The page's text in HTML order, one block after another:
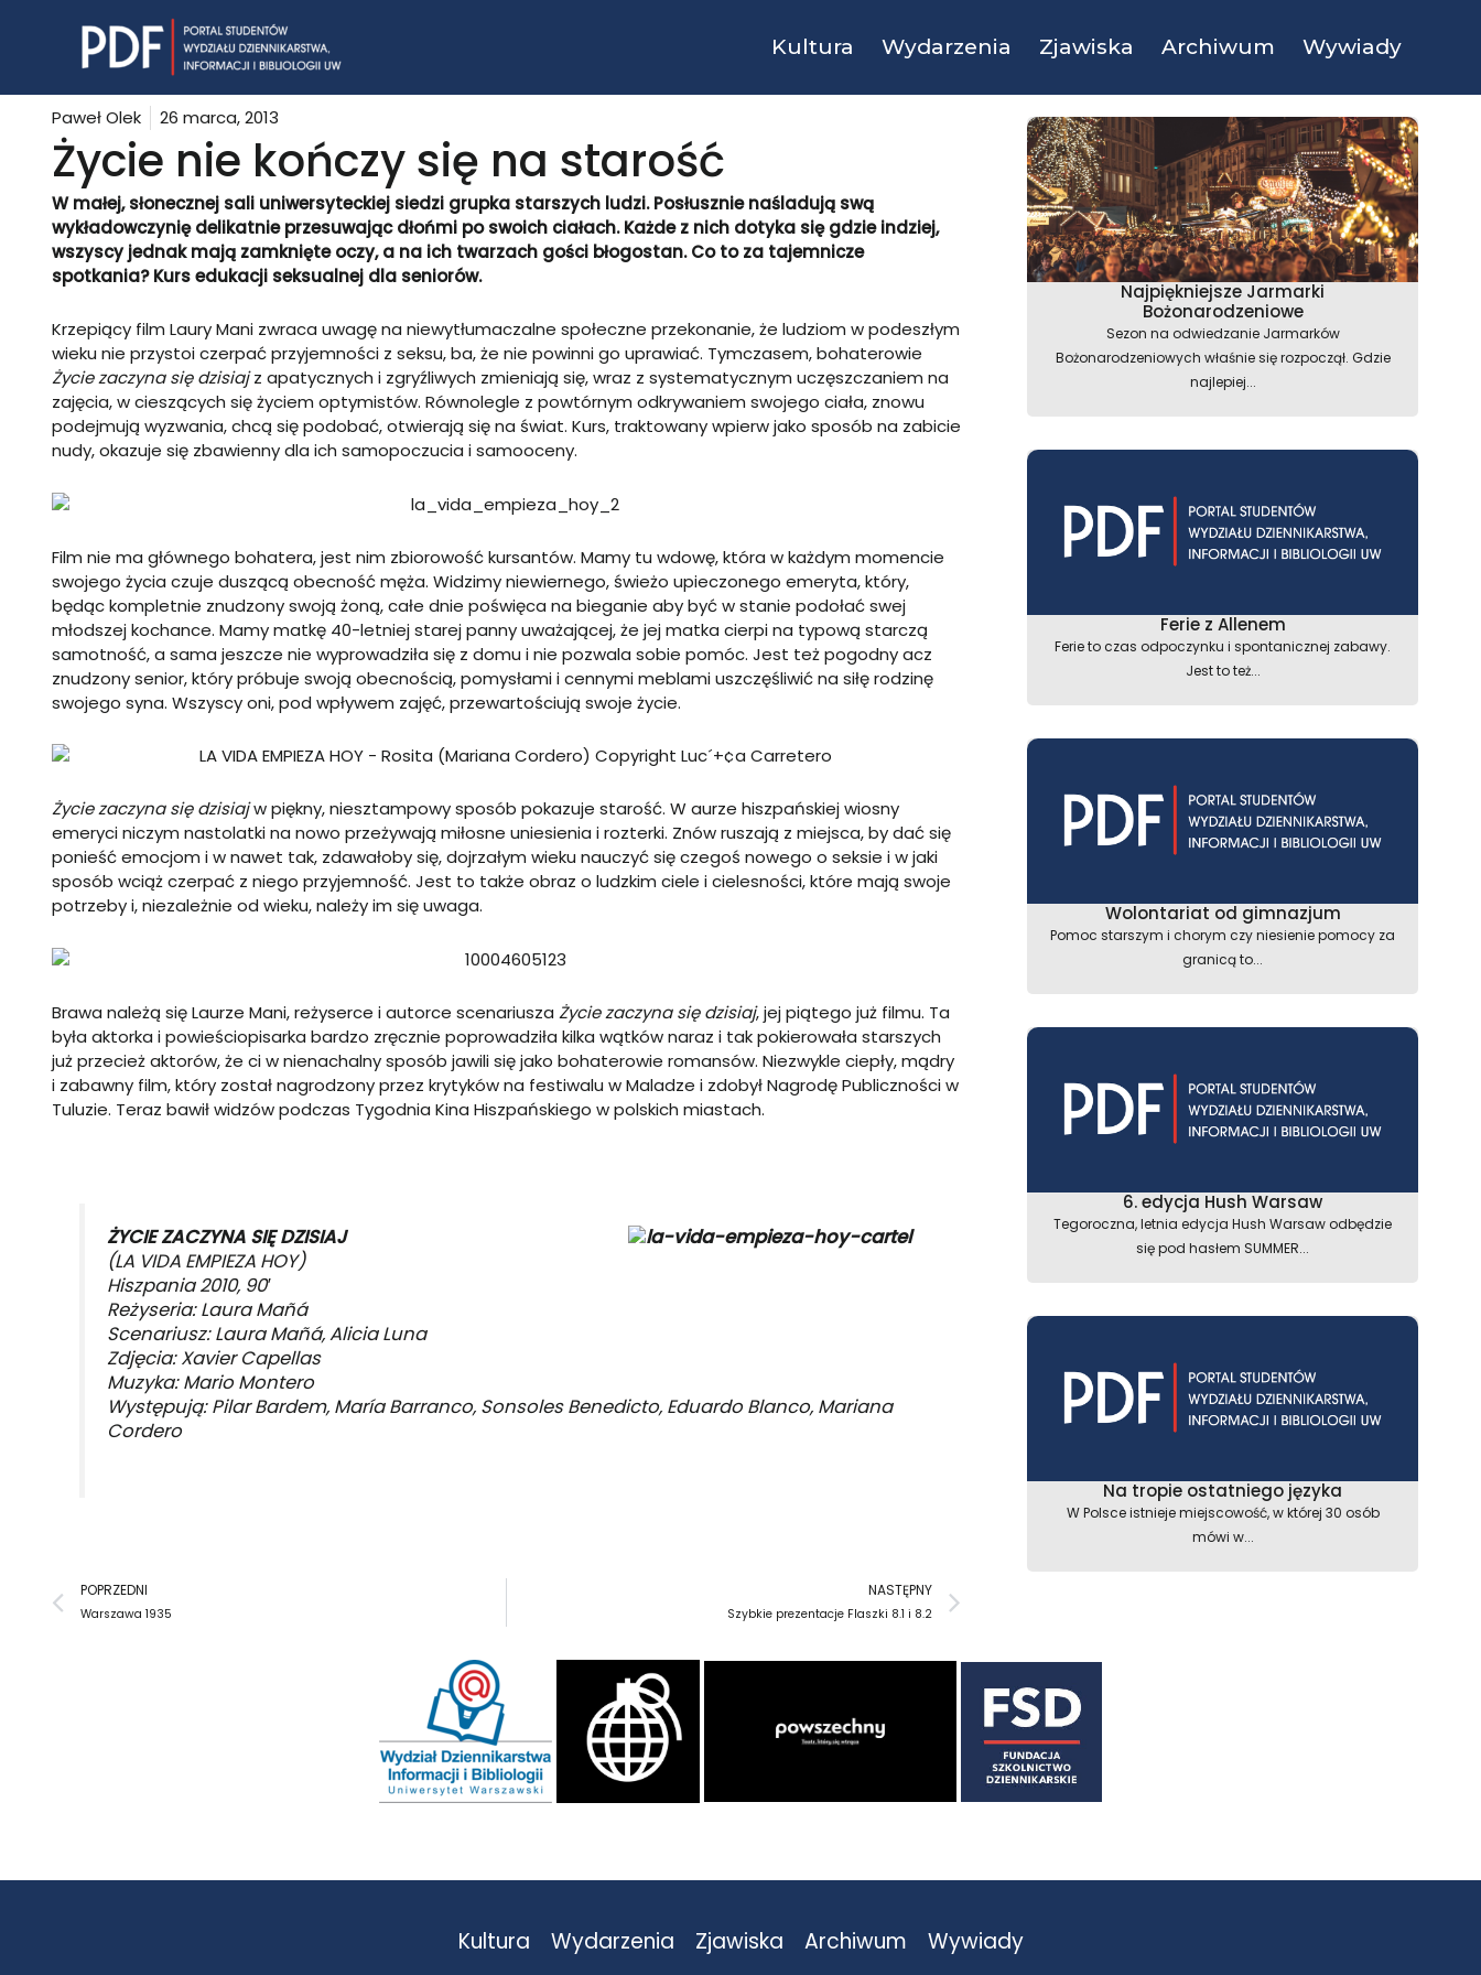
Kultura Wydarzenia Zjawiska Archiwum Wywiady
Paweł Olek 26 marca, 2013
Życie nie kończy się na starość
W małej, słonecznej sali uniwersyteckiej siedzi grupka starszych ludzi. Posłusznie naśladują swą
wykładowczynię delikatnie przesuwając dłońmi po swoich ciałach. Każde z nich dotyka się gdzie indziej,
wszyscy jednak mają zamknięte oczy, a na ich twarzach gości błogostan. Co to za tajemnicze
spotkania? Kurs edukacji seksualnej dla seniorów.
Krzepiący film Laury Mani zwraca uwagę na niewytłumaczalne społeczne przekonanie, że ludziom w podeszłym
wieku nie przystoi czerpać przyjemności z seksu, ba, że nie powinni go uprawiać. Tymczasem, bohaterowie
Życie zaczyna się dzisiajz apatycznych i zgryźliwych zmieniają się, wraz z systematycznym uczęszczaniem na
zajęcia, w cieszących się życiem optymistów. Równolegle z powtórnym odkrywaniem swojego ciała, znowu
podejmują wyzwania, chcą się podobać, otwierają się na świat. Kurs, traktowany wpierw jako sposób na zabicie
nudy, okazuje się zbawienny dla ich samopoczucia i samooceny.
Film nie ma głównego bohatera, jest nim zbiorowość kursantów. Mamy tu wdowę, która w każdym momencie
swojego życia czuje duszącą obecność męża. Widzimy niewiernego, świeżo upieczonego emeryta, który,
będąc kompletnie znudzony swoją żoną, całe dnie poświęca na bieganie aby być w stanie podołać swej
młodszej kochance. Mamy matkę 40-letniej starej panny uważającej, że jej matka cierpi na typową starczą
samotność, a sama jeszcze nie wyprowadziła się z domu i nie pozwala sobie pomóc. Jest też pogodny acz
znudzony senior, który próbuje swoją obecnością, pomysłami i cennymi meblami uszczęśliwić na siłę rodzinę
swojego syna. Wszyscy oni, pod wpływem zajęć, przewartościują swoje życie.
Życie zaczyna się dzisiajw piękny, niesztampowy sposób pokazuje starość. W aurze hiszpańskiej wiosny
emeryci niczym nastolatki na nowo przeżywają miłosne uniesienia i rozterki. Znów ruszają z miejsca, by dać się
ponieść emocjom i w nawet tak, zdawałoby się, dojrzałym wieku nauczyć się czegoś nowego o seksie i w jaki
sposób wciąż czerpać z niego przyjemność. Jest to także obraz o ludzkim ciele i cielesności, które mają swoje
potrzeby i, niezależnie od wieku, należy im się uwaga.
Brawa należą się Laurze Mani, reżyserce i autorce scenariusza Życie zaczyna się dzisiaj, jej piątego już filmu. Ta
była aktorka i powieściopisarka bardzo zręcznie poprowadziła kilka wątków naraz i tak pokierowała starszych
już przecież aktorów, że ci w nienachalny sposób jawili się jako bohaterowie romansów. Niezwykle ciepły, mądry
i zabawny film, który został nagrodzony przez krytyków na festiwalu w Maladze i zdobył Nagrodę Publiczności w
Tuluzie. Teraz bawił widzów podczas Tygodnia Kina Hiszpańskiego w polskich miastach.
ŻYCIE ZACZYNA SIĘ DZISIAJ
(LA VIDA EMPIEZA HOY)
Hiszpania 2010, 90′
Reżyseria: Laura Mañá
Scenariusz: Laura Mañá, Alicia Luna
Zdjęcia: Xavier Capellas
Muzyka: Mario Montero
Występują: Pilar Bardem, María Barranco, Sonsoles Benedicto, Eduardo Blanco, Mariana
Cordero
Prev
POPRZEDNI
Warszawa 1935
NASTĘPNY
Szybkie prezentacje Flaszki 8.1 i 8.2
Najpiękniejsze Jarmarki
Bożonarodzeniowe
Sezon na odwiedzanie Jarmarków
Bożonarodzeniowych właśnie się rozpoczął. Gdzie
najlepiej...
Ferie z Allenem
Ferie to czas odpoczynku i spontanicznej zabawy.
Jest to też...
Wolontariat od gimnazjum
Pomoc starszym i chorym czy niesienie pomocy za
granicą to...
6. edycja Hush Warsaw
Tegoroczna, letnia edycja Hush Warsaw odbędzie
się pod hasłem SUMMER...
Na tropie ostatniego języka
W Polsce istnieje miejscowość, w której 30 osób
mówi w...
Kultura Wydarzenia Zjawiska Archiwum Wywiady